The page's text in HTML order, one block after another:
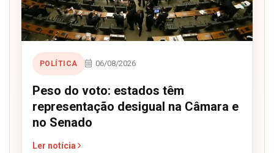
POLÍTICA 06/08/2026
Peso do voto: estados têm
representação desigual na Câmara e
no Senado
Ler notícia